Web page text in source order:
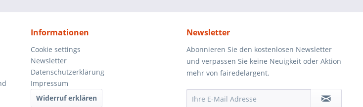
Informationen
Cookie settings
Newsletter
Datenschutzerklärung
Impressum
Widerruf erklären
Newsletter
Abonnieren Sie den kostenlosen Newsletter
und verpassen Sie keine Neuigkeit oder Aktion
mehr von fairedelargent.